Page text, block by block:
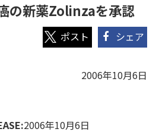
の新薬Zolinzaを承認
シェア
2006年10月6日
2006年10月6日